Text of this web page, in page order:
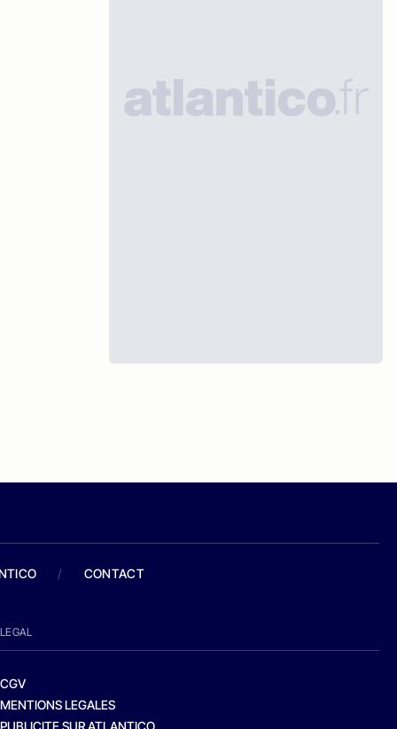
/ CONTACT
LEGAL
CGV
MENTIONS LEGALES